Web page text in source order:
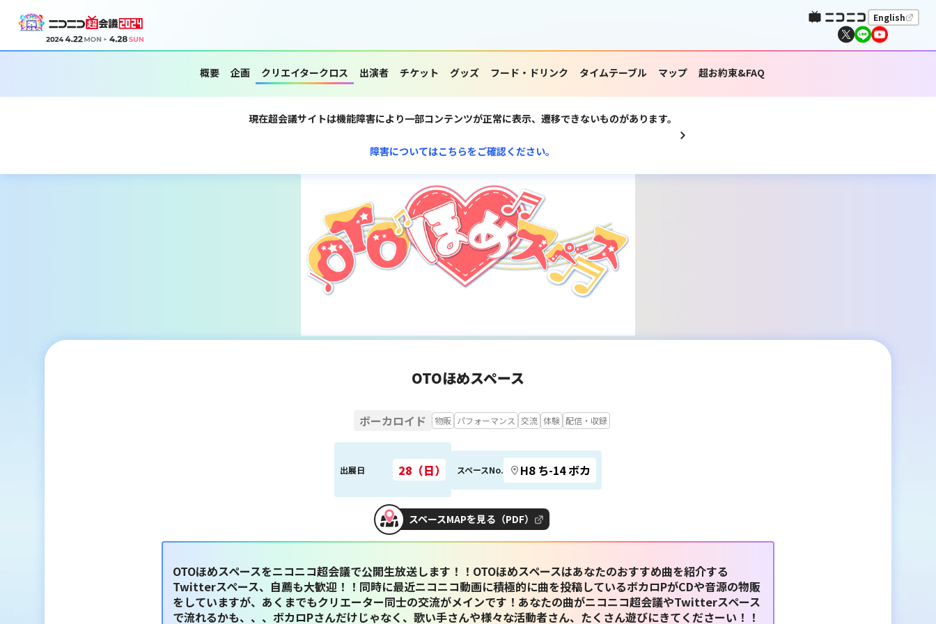
English
概要 企画 クリエイタークロス 出演者 チケット グッズ フード・ドリンク タイムテーブル マップ 超お約束&FAQ
現在超会議サイトは機能障害により一部コンテンツが正常に表示、遷移できないものがあります。
障害についてはこちらをご確認ください。
OTOほめスペース
ボーカロイド 物販 パフォーマンス 交流 体験 配信・収録
出展日 28（日） スペースNo. H8 ち-14 ボカ
スペースMAPを見る（PDF）
OTOほめスペースをニコニコ超会議で公開生放送します！！OTOほめスペースはあなたのおすすめ曲を紹介する
Twitterスペース、自薦も大歓迎！！同時に最近ニコニコ動画に積極的に曲を投稿しているボカロPがCDや音源の物販
をしていますが、あくまでもクリエーター同士の交流がメインです！あなたの曲がニコニコ超会議やTwitterスペース
で流れるかも、、、ボカロPさんだけじゃなく、歌い手さんや様々な活動者さん、たくさん遊びにきてくださーい！！